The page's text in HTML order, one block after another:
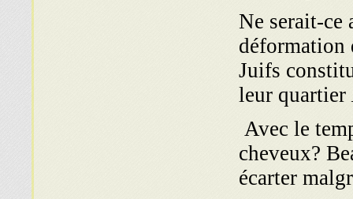
Ne serait-ce
déformation
Juifs
leur quartier
Avec le
cheveux?
écarter